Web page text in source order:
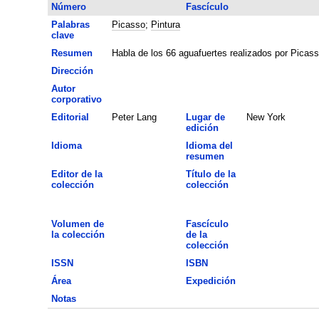
Número
Fascículo
Palabras
clave
Picasso; Pintura
Resumen
Habla de los 66 aguafuertes realizados por
Dirección
Autor
corporativo
Editorial
Peter Lang
Lugar de
edición
New York
Idioma
Idioma del
resumen
Editor de la
colección
Título de la
colección
Volumen de
la colección
Fascículo
de la
colección
ISSN
ISBN
Área
Expedición
Notas